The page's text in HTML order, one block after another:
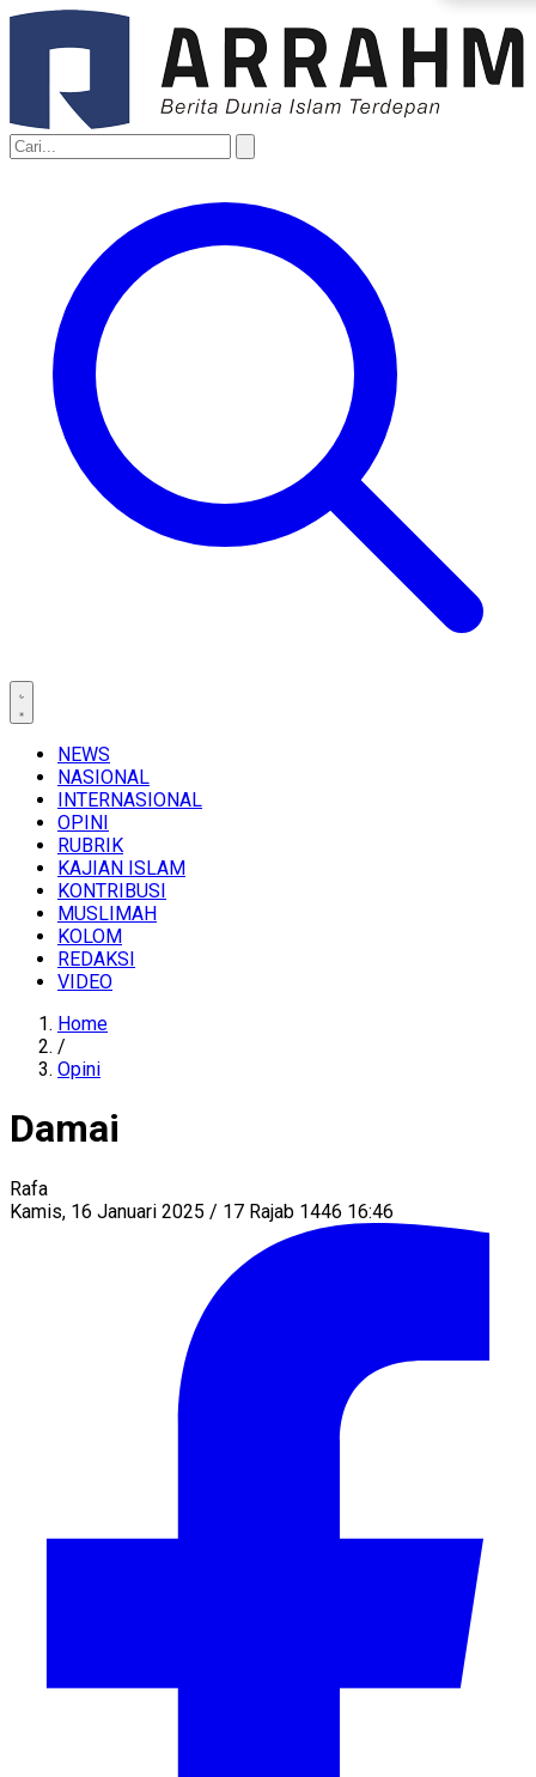
NEWS
NASIONAL
INTERNASIONAL
OPINI
RUBRIK
KAJIAN ISLAM
KONTRIBUSI
MUSLIMAH
KOLOM
REDAKSI
VIDEO
Home
/
Opini
Damai
Rafa
Kamis, 16 Januari 2025 / 17 Rajab 1446 16:46